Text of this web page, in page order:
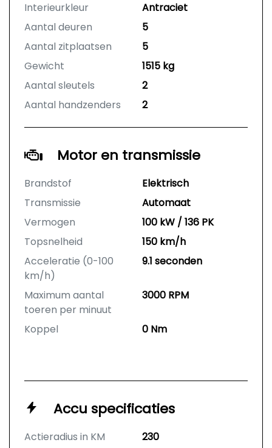
Interieurkleur
Antraciet
Aantal deuren
5
Aantal zitplaatsen
5
Gewicht
1515 kg
Aantal sleutels
2
Aantal handzenders
2
Motor en transmissie
Brandstof
Elektrisch
Transmissie
Automaat
Vermogen
100 kW / 136 PK
Topsnelheid
150 km/h
Acceleratie (0-100
km/h)
9.1 seconden
Maximum aantal
toeren per minuut
3000 RPM
Koppel 0 Nm
Accu specificaties
Actieradius in KM 230